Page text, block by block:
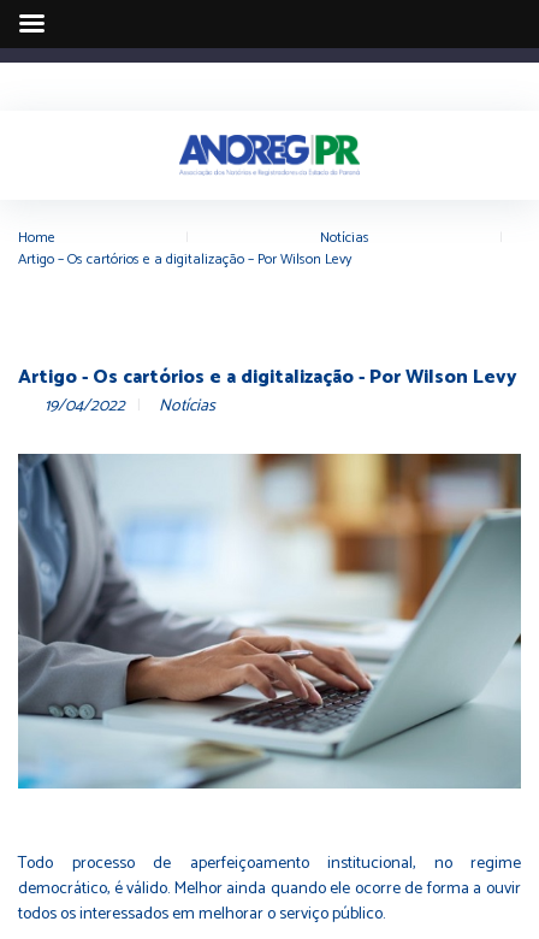
Home Notícias
Artigo – Os cartórios e a digitalização – Por Wilson Levy
Artigo - Os cartórios e a digitalização - Por Wilson Levy
19/04/2022 Notícias
Todo processo de aperfeiçoamento institucional, no regime
democrático, é válido. Melhor ainda quando ele ocorre de forma a ouvir
todos os interessados em melhorar o serviço público.